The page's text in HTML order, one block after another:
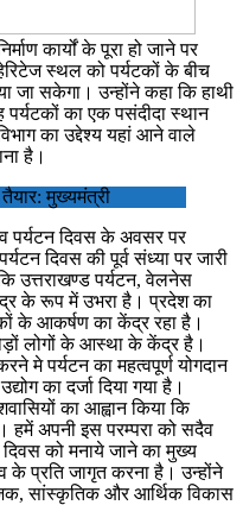
कार्यों के पूरा हो जाने पर
स्थल को पर्यटकों के बीच
जा सकेगा। उन्होंने कहा कि हाथी
पर्यटकों का एक पसंदीदा स्थान
का उद्देश्य यहां आने वाले
है।
मुख्यमंत्री
पर्यटन दिवस के अवसर पर
दिवस की पूर्व संध्या पर जारी
उत्तराखण्ड पर्यटन, वेलनेस
के रूप में उभरा है। प्रदेश का
के आकर्षण का केंद्र रहा है।
लोगों के आस्था के केंद्र है।
मे पर्यटन का महत्वपूर्ण योगदान
का दर्जा दिया गया है।
का आह्वान किया कि
हमें अपनी इस परम्परा को सदैव
दिवस को मनाये जाने का मुख्य
के प्रति जागृत करना है। उन्होंने
सांस्कृतिक और आर्थिक विकास